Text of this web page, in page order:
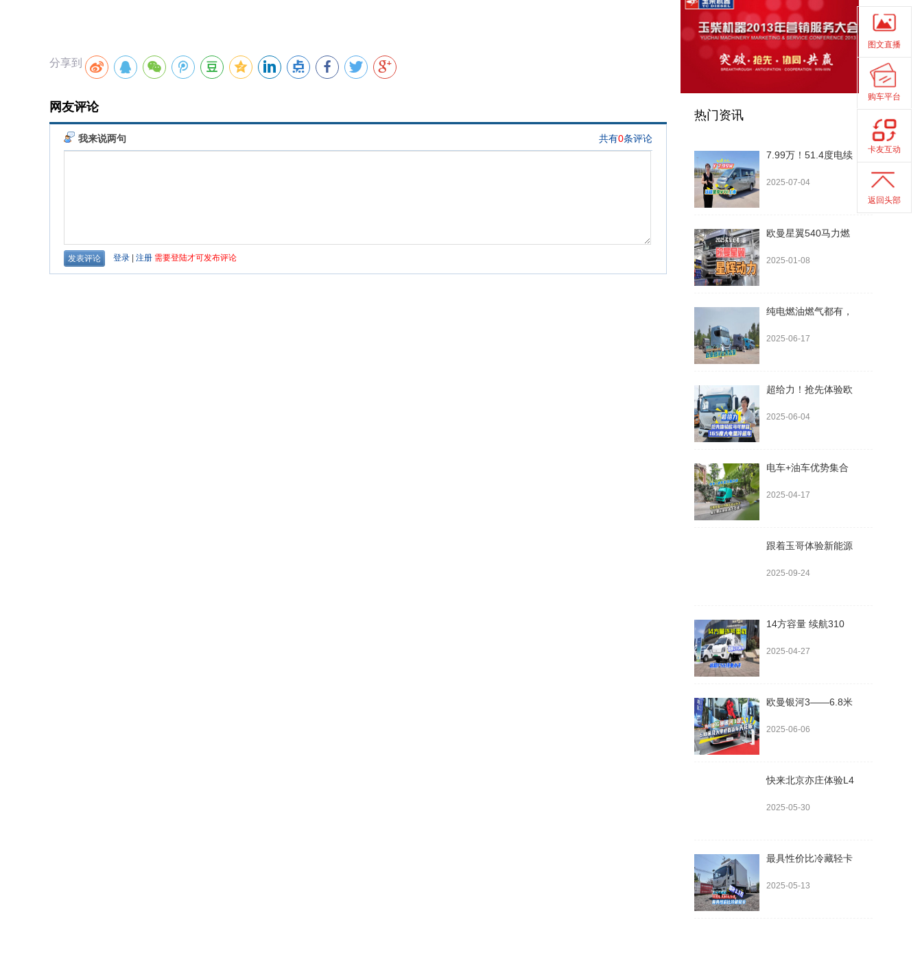
分享到
网友评论
热门资讯
7.99万！51.4度电续
2025-07-04
欧曼星翼540马力燃
2025-01-08
纯电燃油燃气都有，
2025-06-17
超给力！抢先体验欧
2025-06-04
电车+油车优势集合
2025-04-17
跟着玉哥体验新能源
2025-09-24
14方容量 续航310
2025-04-27
欧曼银河3——6.8米
2025-06-06
快来北京亦庄体验L4
2025-05-30
最具性价比冷藏轻卡
2025-05-13
图文直播
购车平台
卡友互动
返回头部